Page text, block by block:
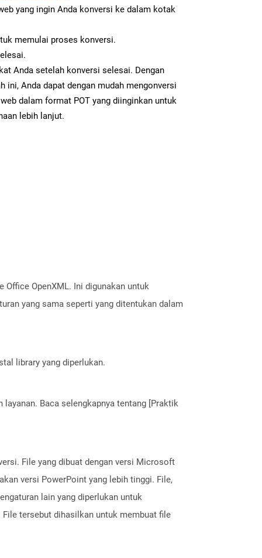
yang ingin Anda konversi ke dalam kotak
memulai proses konversi.
Anda setelah konversi selesai. Dengan
ini, Anda dapat dengan mudah mengonversi
dalam format POT yang diinginkan untuk
lebih lanjut.
OpenXML. Ini digunakan untuk
yang sama seperti yang ditentukan dalam
library yang diperlukan.
Baca selengkapnya tentang [Praktik
File yang dibuat dengan versi Microsoft
versi PowerPoint yang lebih tinggi. File,
lain yang diperlukan untuk
File tersebut dihasilkan untuk membuat file